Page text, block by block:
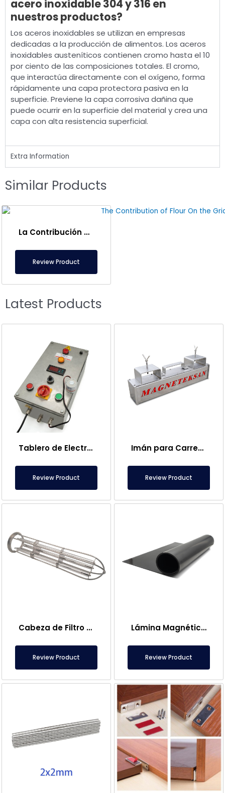
acero inoxidable 304 y 316 en
nuestros productos?
Los aceros inoxidables se utilizan en empresas
dedicadas a la producción de alimentos. Los aceros
inoxidables austeníticos contienen cromo hasta el 10
por ciento de las composiciones totales. El cromo,
que interactúa directamente con el oxígeno, forma
rápidamente una capa protectora pasiva en la
superficie. Previene la capa corrosiva dañina que
puede ocurrir en la superficie del material y crea una
capa con alta resistencia superficial.
Extra Information
Similar Products
La Contribución de la Harina en la Rejilla Magnética a Gran Escala
Review Product
Latest Products
Tablero de Electroimanes
Review Product
Imán para Carretilla Elevadora – Completamente Inoxidable – 10 cm Distancia Efectiva – Fácil Liberación con Asa
Review Product
Cabeza de Filtro Magnético de Bolsa
Review Product
Lámina Magnética – Para Uso en el Suelo – Apto para Alimentos
Review Product